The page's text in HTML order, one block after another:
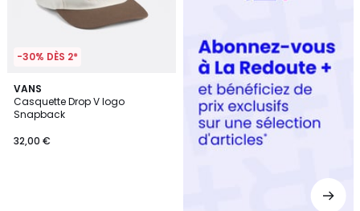
-30% DÈS 2*
VANS
Casquette Drop V logo
Snapback
32,00 €